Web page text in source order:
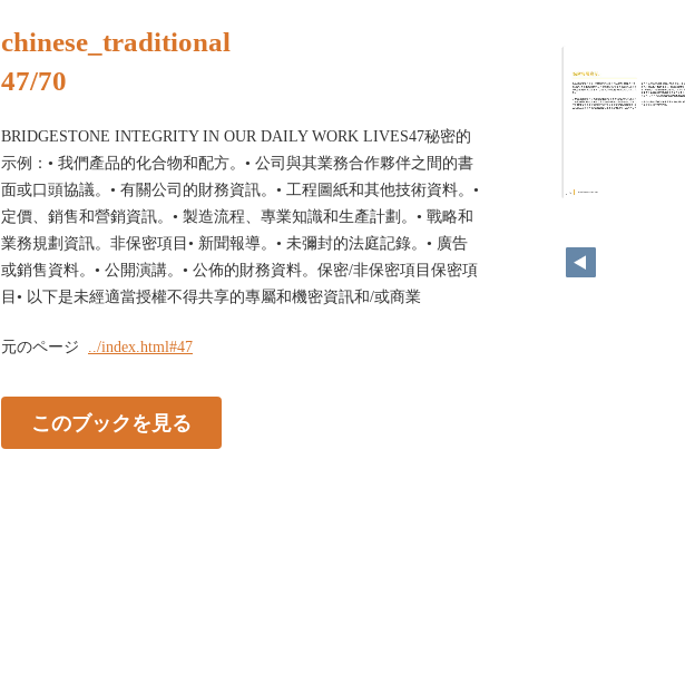
chinese_traditional
47/70
BRIDGESTONE INTEGRITY IN OUR DAILY WORK LIVES47秘密的
示例：• 我們產品的化合物和配方。• 公司與其業務合作夥伴之間的書
面或口頭協議。• 有關公司的財務資訊。• 工程圖紙和其他技術資料。•
定價、銷售和營銷資訊。• 製造流程、專業知識和生產計劃。• 戰略和
業務規劃資訊。非保密項目• 新聞報導。• 未彌封的法庭記錄。• 廣告
或銷售資料。• 公開演講。• 公佈的財務資料。保密/非保密項目保密項
目• 以下是未經適當授權不得共享的專屬和機密資訊和/或商業
元のページ ../index.html#47
このブックを見る